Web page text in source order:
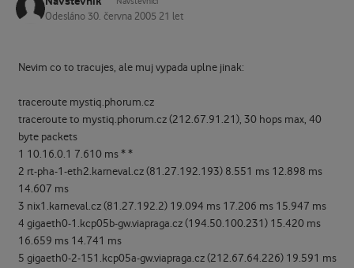
Odesláno 30. června 2005 21 let
Nevim co to tracujes, ale muj vypada uplne jinak:
traceroute mystiq.phorum.cz
traceroute to mystiq.phorum.cz (212.67.91.21), 30 hops max, 40
byte packets
1 10.16.0.1 7.610 ms * *
2 rt-pha-1-eth2.karneval.cz (81.27.192.193) 8.551 ms 12.898 ms
14.607 ms
3 nix1.karneval.cz (81.27.192.2) 19.094 ms 17.206 ms 15.947 ms
4 gigaeth0-1.kcp05b-gw.viapraga.cz (194.50.100.231) 15.420 ms
16.659 ms 14.741 ms
5 gigaeth0-2-151.kcp05a-gw.viapraga.cz (212.67.64.226) 19.591 ms